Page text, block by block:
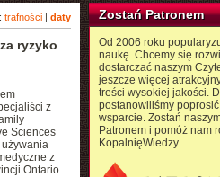
trafności| daty
ryzyko
z
Sciences
z
Ontario
Zostań Patronem
Od 2006 roku
naukę. Chcemy się
dostarczać naszym
jeszcze więcej
treści wysokiej jakości.
postanowiliśmy
wsparcie. Zostań
Patronem i pomóż nam
KopalnięWiedzy.